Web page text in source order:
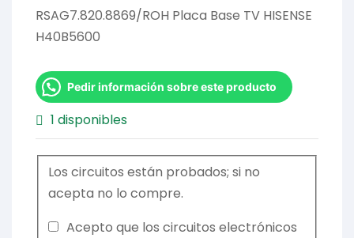
RSAG7.820.8869/ROH Placa Base TV HISENSE
H40B5600
Pedir información sobre este producto
1 disponibles
Los circuitos están probados; si no
acepta no lo compre.
Acepto que los circuitos electrónicos